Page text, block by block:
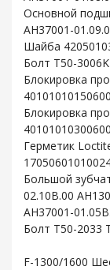
Основной
AH37001-
Шайба
Болт T50-
Блокировка
Блокировка
Герметик
Большой
02.10B.00
AH37001-
Болт T50-2033
F-1300/1600